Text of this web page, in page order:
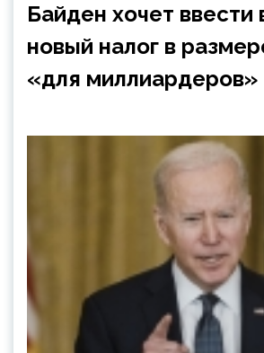
Байден хочет
новый налог в
«для миллиардеров»